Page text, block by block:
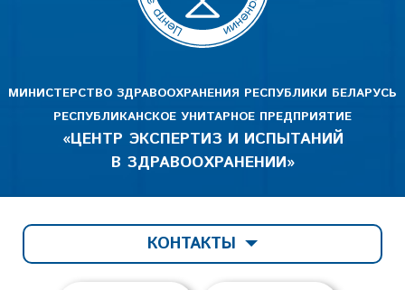
МИНИСТЕРСТВО ЗДРАВООХРАНЕНИЯ РЕСПУБЛИКИ БЕЛАРУСЬ
РЕСПУБЛИКАНСКОЕ УНИТАРНОЕ ПРЕДПРИЯТИЕ
«ЦЕНТР ЭКСПЕРТИЗ И ИСПЫТАНИЙ
В ЗДРАВООХРАНЕНИИ»
КОНТАКТЫ